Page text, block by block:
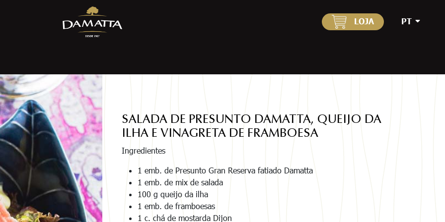
LOJA PT
SALADA DE PRESUNTO DAMATTA, QUEIJO DA
ILHA E VINAGRETA DE FRAMBOESA
Ingredientes
1 emb. de Presunto Gran Reserva fatiado Damatta
1 emb. de mix de salada
100 g queijo da ilha
1 emb. de framboesas
1 c. chá de mostarda Dijon